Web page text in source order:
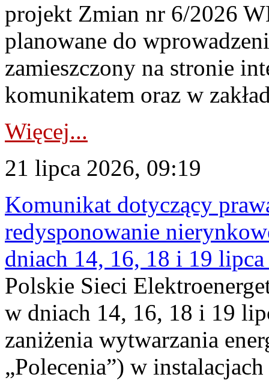
projekt Zmian nr 6/2026
planowane do
zamieszczony na stronie
komunikatem oraz w
Więcej...
21 lipca 2026, 09:19
Komunikat dotyczący
redysponowanie
dniach 14, 16, 18 i 19
Polskie Sieci
w dniach 14, 16, 18 i 19
zaniżenia wytwarzania
„Polecenia”) w